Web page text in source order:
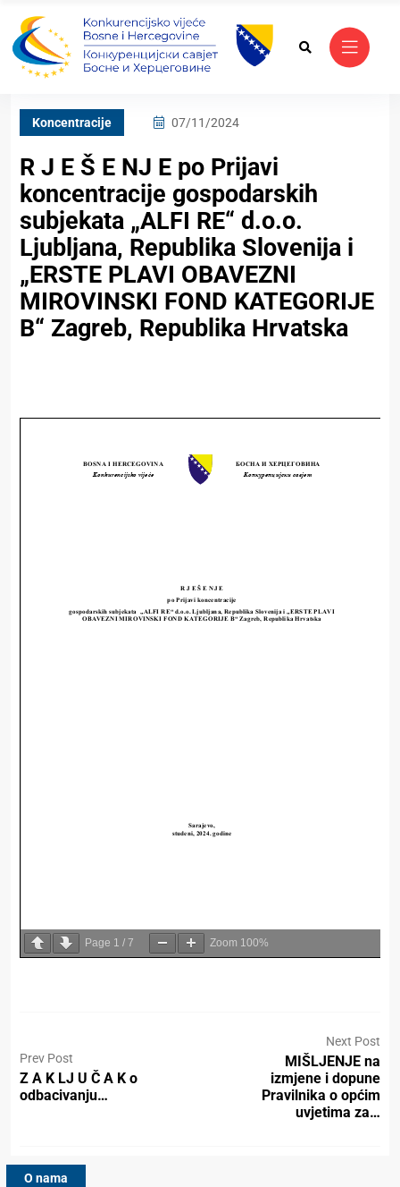
Koncentracije 07/11/2024
R J E Š E NJ E po Prijavi
koncentracije gospodarskih
subjekata „ALFI RE“ d.o.o.
Ljubljana, Republika Slovenija i
„ERSTE PLAVI OBAVEZNI
MIROVINSKI FOND KATEGORIJE
B“ Zagreb, Republika Hrvatska
Page 1 / 7 Zoom 100%
Prev Post
Z A K LJ U Č A K o
odbacivanju…
Next Post
MIŠLJENJE na
izmjene i dopune
Pravilnika o općim
uvjetima za…
O nama